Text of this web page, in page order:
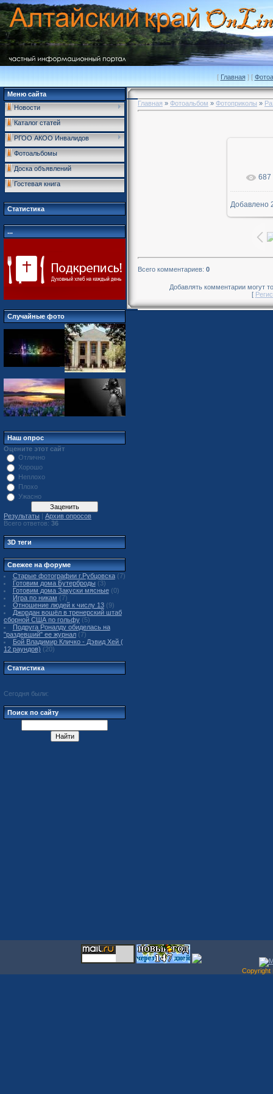
[ Главная ] [
Меню сайта
Новости
Каталог статей
РГОО АКОО Инвалидов
Фотоальбомы
Доска объявлений
Гостевая книга
Статистика
...
Случайные фото
Наш опрос
Оцените этот сайт
Отлично
Хорошо
Неплохо
Плохо
Ужасно
Результаты | Архив опросов
Всего ответов: 36
3D теги
Свежее на форуме
Старые фотографии г.Рубцовска (7)
Готовим дома Бутерброды (3)
Готовим дома Закуски мясные (0)
Игра по никам (7)
Отношение людей к числу 13 (9)
Джордан вошёл в тренерский штаб
сборной США по гольфу (5)
Подруга Роналду обиделась на
"раздевший" ее журнал (7)
Бой Владимир Кличко - Дэвид Хей (
12 раундов) (20)
Статистика
Сегодня были:
Поиск по сайту
Главная » Фотоальбом » Фотоприколы »
В
687
Добавлено
Всего комментариев: 0
Добавлять комментарии могут
[